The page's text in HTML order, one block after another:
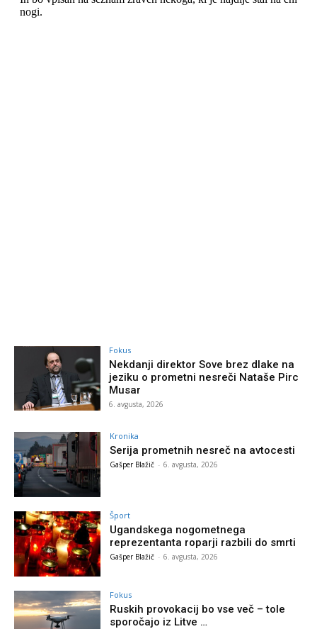
Fokus
Nekdanji direktor Sove brez dlake na
jeziku o prometni nesreči Nataše Pirc
Musar
6. avgusta, 2026
Kronika
Serija prometnih nesreč na avtocesti
Gašper Blažič - 6. avgusta, 2026
Šport
Ugandskega nogometnega
reprezentanta roparji razbili do smrti
Gašper Blažič - 6. avgusta, 2026
Fokus
Ruskih provokacij bo vse več – tole
sporočajo iz Litve …